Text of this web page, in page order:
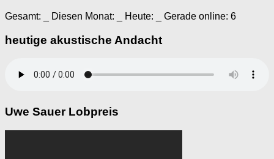
Gesamt: Diesen Monat: Heute: Gerade online: 6
heutige akustische Andacht
Uwe Sauer Lobpreis